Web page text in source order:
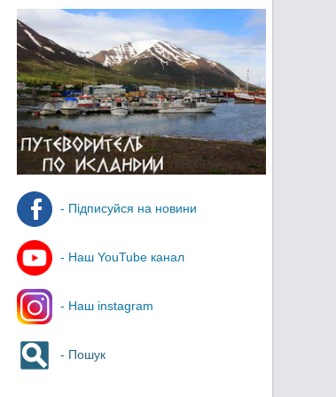
- Підписуйся на новини
- Наш YouTube канал
- Наш instagram
- Пошук